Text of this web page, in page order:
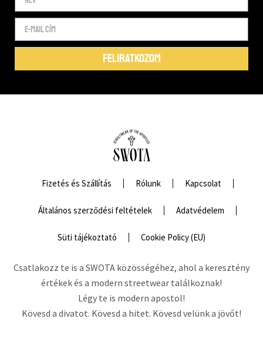
FELIRATKOZOM
Fizetés és Szállítás Rólunk Kapcsolat
Általános szerződési feltételek Adatvédelem
Süti tájékoztató Cookie Policy (EU)
Csatlakozz te is a SWOTA közösségéhez, ahol a keresztény
értékek és a modern streetwear találkoznak!
Légy te is modern apostol!
Kövesd a divatot. Kövesd a hitet. Kövesd velünk a jövőt!